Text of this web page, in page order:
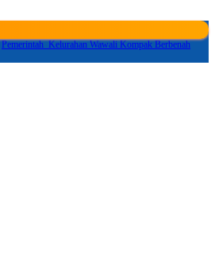
Pemerintah Kelurahan Wawali Kompak Berbenah